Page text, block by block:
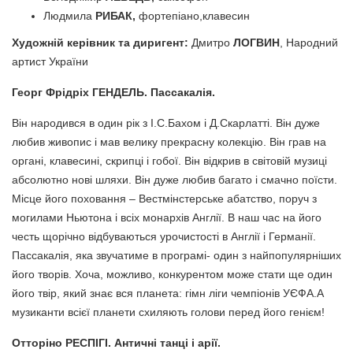
Людмила РИБАК, фортепіано,клавесин
Художній керівник та диригент: Дмитро ЛОГВИН , Народний
артист України
Георг Фрідріх ГЕНДЕЛЬ. Пассакалія.
Він народився в один рік з І.С.Бахом і Д.Скарлатті. Він дуже
любив живопис і мав велику прекрасну колекцію. Він грав на
органі, клавесині, скрипці і гобої. Він відкрив в світовій музиці
абсолютно нові шляхи. Він дуже любив багато і смачно поїсти.
Місце його поховання – Вестмінстерське абатство, поруч з
могилами Ньютона і всіх монархів Англії. В наш час на його
честь щорічно відбуваються урочистості в Англії і Германії.
Пассакалія, яка звучатиме в програмі- один з найпопулярніших
його творів. Хоча, можливо, конкурентом може стати ще один
його твір, який знає вся планета: гімн ліги чемпіонів УЄФА.А
музиканти всієї планети схиляють голови перед його генієм!
Отторіно РЕСПІГІ. Античні танці і арії.